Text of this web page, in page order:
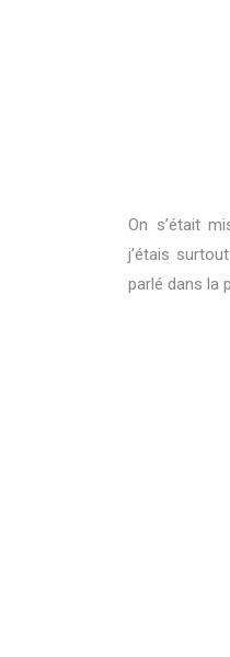
On s’était
j’étais
parlé dans la